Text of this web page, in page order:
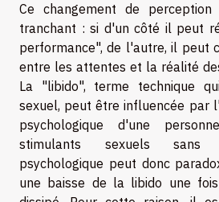
Ce changement de
tranchant : si d'un côté il peut
performance", de l'autre, il peut
entre les attentes et la réalité
La "libido", terme technique
sexuel, peut être influencée par
psychologique d'une
stimulants sexuels sans
psychologique peut donc
une baisse de la libido une